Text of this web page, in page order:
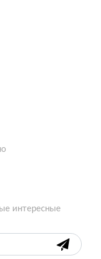
интересные